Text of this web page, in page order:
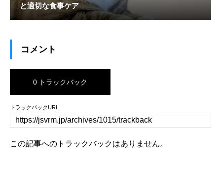
と適切な食事ケア
コメント
0 トラックバック
トラックバックURL
この記事へのトラックバックはありません。